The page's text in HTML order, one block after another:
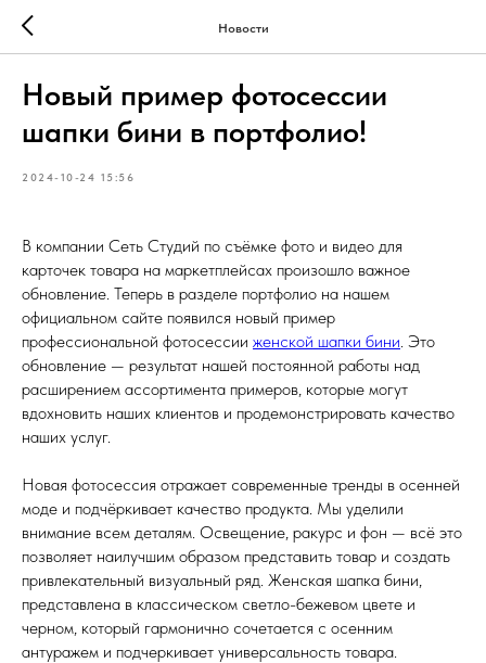
Новости
Новый пример фотосессии
шапки бини в портфолио!
2024-10-24 15:56
В компании Сеть Студий по съёмке фото и видео для
карточек товара на маркетплейсах произошло важное
обновление. Теперь в разделе портфолио на нашем
официальном сайте появился новый пример
профессиональной фотосессии женской шапки бини. Это
обновление — результат нашей постоянной работы над
расширением ассортимента примеров, которые могут
вдохновить наших клиентов и продемонстрировать качество
наших услуг.
Новая фотосессия отражает современные тренды в осенней
моде и подчёркивает качество продукта. Мы уделили
внимание всем деталям. Освещение, ракурс и фон — всё это
позволяет наилучшим образом представить товар и создать
привлекательный визуальный ряд. Женская шапка бини,
представлена в классическом светло-бежевом цвете и
черном, который гармонично сочетается с осенним
антуражем и подчеркивает универсальность товара.